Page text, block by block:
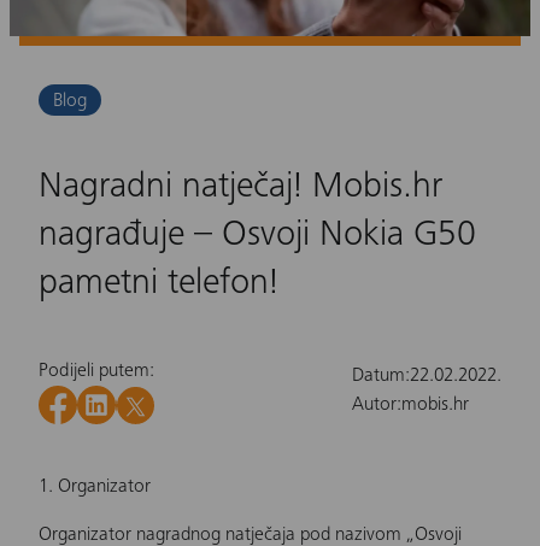
Blog
Nagradni natječaj! Mobis.hr
nagrađuje – Osvoji Nokia G50
pametni telefon!
Podijeli putem: Datum:22.02.2022.
Autor:mobis.hr
1. Organizator
Organizator nagradnog natječaja pod nazivom „Osvoji